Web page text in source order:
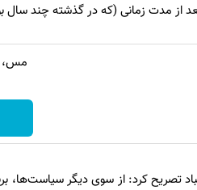
از مدت زمانی (که در گذشته چند سال
مس،
تصریح کرد: از سوی دیگر سیاست‌ها،